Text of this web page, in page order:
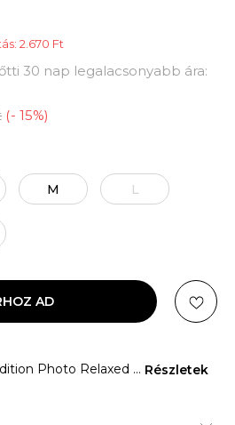
2.670 Ft
30 nap legalacsonyabb ára:
(- 15%)
M L
AD
Photo Relaxed ... Részletek